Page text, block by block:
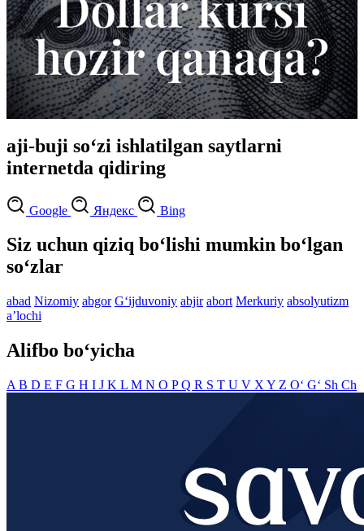
aji-buji so‘zi ishlatilgan saytlarni
internetda qidiring
Google Яндекс Bing
Siz uchun qiziq bo‘lishi mumkin bo‘lgan
so‘zlar
abad Nizomiy abgor G‘ijduvoniy abjir abort Merkuriy absolyutizm
aʼlochi
Alifbo bo‘yicha
A B D E F G H I J K L M N O PQ R S T U V X Y Z O‘ G‘ Sh Ch